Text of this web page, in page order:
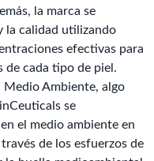
la marca se
la calidad utilizando
efectivas para
de cada tipo de piel.
Medio Ambiente, algo
se
el medio ambiente en
de los esfuerzos de